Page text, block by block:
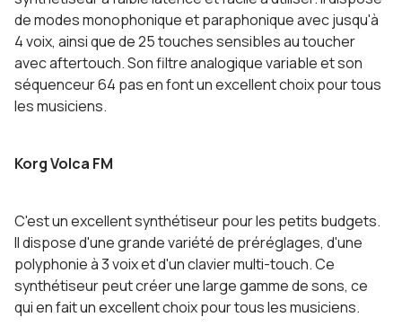
de modes monophonique et paraphonique avec jusqu'à
4 voix, ainsi que de 25 touches sensibles au toucher
avec aftertouch. Son filtre analogique variable et son
séquenceur 64 pas en font un excellent choix pour tous
les musiciens.
Korg Volca FM
C'est un excellent synthétiseur pour les petits budgets.
Il dispose d'une grande variété de préréglages, d'une
polyphonie à 3 voix et d'un clavier multi-touch. Ce
synthétiseur peut créer une large gamme de sons, ce
qui en fait un excellent choix pour tous les musiciens.